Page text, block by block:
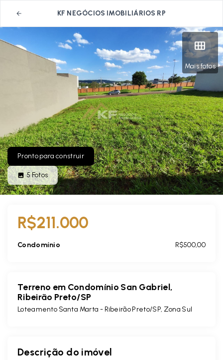
KF NEGÓCIOS IMOBILIÁRIOS RP
Mais fotos
Pronto para construir
5Fotos
R$211.000
Condomínio R$500,00
Terreno em Condomínio San Gabriel,
Ribeirão Preto/SP
Loteamento Santa Marta - Ribeirão Preto/SP, Zona Sul
Descrição do imóvel